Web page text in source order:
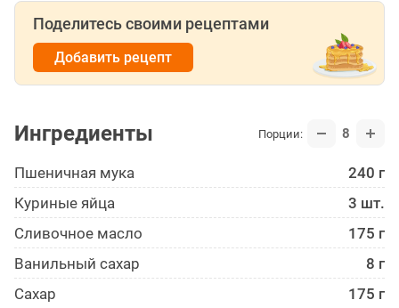
Поделитесь своими рецептами
Добавить рецепт
Ингредиенты Порции: 8
Пшеничная мука
240 г
Куриные яйца
3 шт.
Сливочное масло
175 г
Ванильный сахар
8 г
Сахар
175 г